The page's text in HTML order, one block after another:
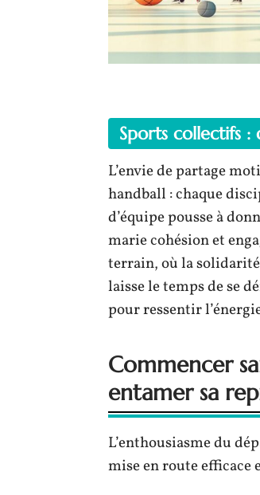
Sports collectifs :
L’envie de partage
handball : chaque
d’équipe pousse à
marie cohésion et
terrain, où la solidarité
laisse le temps de se
pour ressentir
Commencer
entamer sa
L’enthousiasme du
mise en route